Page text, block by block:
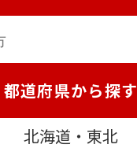
都道府県から探す
北海道・東北